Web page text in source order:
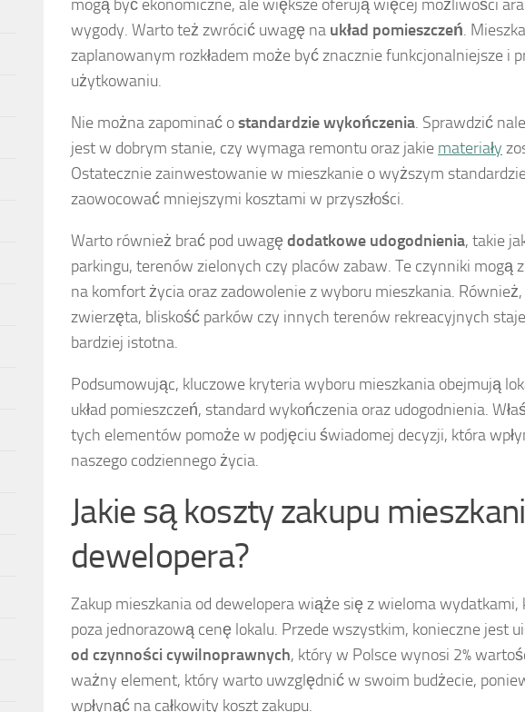
mogą być ekonomiczne, ale większe oferują więcej możliwości
wygody. Warto też zwrócić uwagę na układ pomieszczeń.
zaplanowanym rozkładem może być znacznie funkcjonalniejsze i
użytkowaniu.
Nie można zapominać ostandardzie wykończenia. Sprawdzić
jest w dobrym stanie, czy wymaga remontu oraz jakie materiały
Ostatecznie zainwestowanie w mieszkanie o wyższym
zaowocować mniejszymi kosztami w przyszłości.
Warto również brać pod uwagędodatkowe udogodnienia, takie
parkingu, terenów zielonych czy placów zabaw. Te czynniki mogą
na komfort życia oraz zadowolenie z wyboru mieszkania.
zwierzęta, bliskość parków czy innych terenów rekreacyjnych
bardziej istotna.
Podsumowując, kluczowe kryteria wyboru mieszkania obejmują
układ pomieszczeń, standard wykończenia oraz udogodnienia.
tych elementów pomoże w podjęciu świadomej decyzji, która
naszego codziennego życia.
Jakie są koszty zakupu
dewelopera?
Zakup mieszkania od dewelopera wiąże się z wieloma
poza jednorazową cenę lokalu. Przede wszystkim, konieczne jest
od czynności cywilnoprawnych, który w Polsce wynosi 2%
ważny element, który warto uwzględnić w swoim budżecie,
wpłynąć na całkowity koszt zakupu.